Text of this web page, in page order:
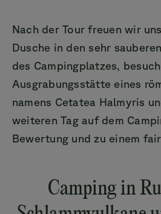
Nach der Tour freuen wir
Dusche in den sehr
des Campingplatzes,
Ausgrabungsstätte eines
namens Cetatea Halmyris
weiteren Tag auf dem
Bewertung und zu einem
Camping in